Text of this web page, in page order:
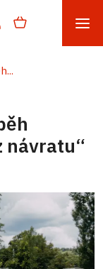
návratu“